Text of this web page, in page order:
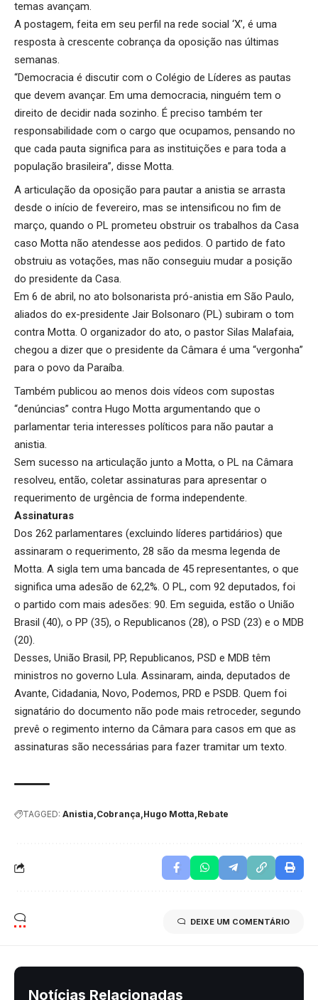
temas avançam.
A postagem, feita em seu perfil na rede social ‘X’, é uma
resposta à crescente cobrança da oposição nas últimas
semanas.
“Democracia é discutir com o Colégio de Líderes as pautas
que devem avançar. Em uma democracia, ninguém tem o
direito de decidir nada sozinho. É preciso também ter
responsabilidade com o cargo que ocupamos, pensando no
que cada pauta significa para as instituições e para toda a
população brasileira”, disse Motta.
A articulação da oposição para pautar a anistia se arrasta
desde o início de fevereiro, mas se intensificou no fim de
março, quando o PL prometeu obstruir os trabalhos da Casa
caso Motta não atendesse aos pedidos. O partido de fato
obstruiu as votações, mas não conseguiu mudar a posição
do presidente da Casa.
Em 6 de abril, no ato bolsonarista pró-anistia em São Paulo,
aliados do ex-presidente Jair Bolsonaro (PL) subiram o tom
contra Motta. O organizador do ato, o pastor Silas Malafaia,
chegou a dizer que o presidente da Câmara é uma “vergonha”
para o povo da Paraíba.
Também publicou ao menos dois vídeos com supostas
“denúncias” contra Hugo Motta argumentando que o
parlamentar teria interesses políticos para não pautar a
anistia.
Sem sucesso na articulação junto a Motta, o PL na Câmara
resolveu, então, coletar assinaturas para apresentar o
requerimento de urgência de forma independente.
Assinaturas
Dos 262 parlamentares (excluindo líderes partidários) que
assinaram o requerimento, 28 são da mesma legenda de
Motta. A sigla tem uma bancada de 45 representantes, o que
significa uma adesão de 62,2%. O PL, com 92 deputados, foi
o partido com mais adesões: 90. Em seguida, estão o União
Brasil (40), o PP (35), o Republicanos (28), o PSD (23) e o MDB
(20).
Desses, União Brasil, PP, Republicanos, PSD e MDB têm
ministros no governo Lula. Assinaram, ainda, deputados de
Avante, Cidadania, Novo, Podemos, PRD e PSDB. Quem foi
signatário do documento não pode mais retroceder, segundo
prevê o regimento interno da Câmara para casos em que as
assinaturas são necessárias para fazer tramitar um texto.
TAGGED: Anistia Cobrança Hugo Motta Rebate
DEIXE UM COMENTÁRIO
Notícias Relacionadas